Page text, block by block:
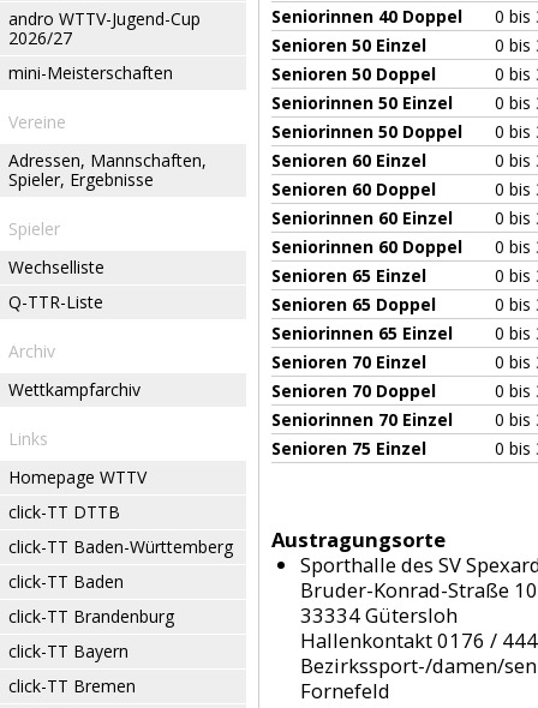
andro WTTV-Jugend-Cup
2026/27
mini-Meisterschaften
Vereine
Adressen, Mannschaften,
Spieler, Ergebnisse
Spieler
Wechselliste
Q-TTR-Liste
Archiv
Wettkampfarchiv
Links
Homepage WTTV
click-TT DTTB
click-TT Baden-Württemberg
click-TT Baden
click-TT Brandenburg
click-TT Bayern
click-TT Bremen
Seniorinnen 40 Doppel
0 bis
Senioren 50 Einzel
0 bis
Senioren 50 Doppel
0 bis
Seniorinnen 50 Einzel
0 bis
Seniorinnen 50 Doppel
0 bis
Senioren 60 Einzel
0 bis
Senioren 60 Doppel
0 bis
Seniorinnen 60 Einzel
0 bis
Seniorinnen 60 Doppel
0 bis
Senioren 65 Einzel
0 bis
Senioren 65 Doppel
0 bis
Seniorinnen 65 Einzel
0 bis
Senioren 70 Einzel
0 bis
Senioren 70 Doppel
0 bis
Seniorinnen 70 Einzel
0 bis
Senioren 75 Einzel
0 bis
Austragungsorte
Sporthalle des SV
Bruder-Konrad-Straße
33334 Gütersloh
Hallenkontakt 0176 /
Bezirkssport-/damen/
Fornefeld